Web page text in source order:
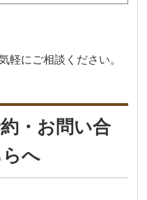
軽にご相談ください。
・お問い合
へ